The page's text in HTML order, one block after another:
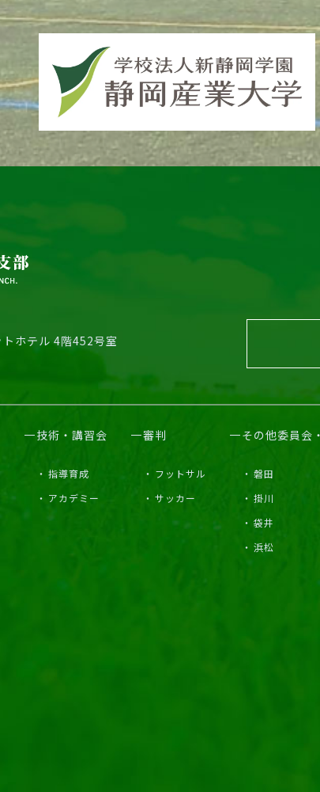
ホテル 4階452号室
技術・講習会
指導育成
アカデミー
審判
フットサル
サッカー
その他委員会
磐田
掛川
袋井
浜松